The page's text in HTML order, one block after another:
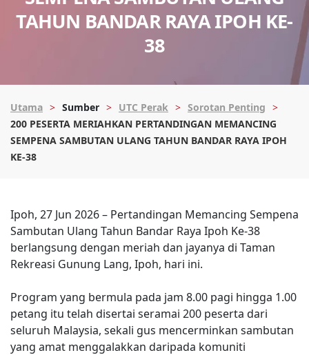
TAHUN BANDAR RAYA IPOH KE-
38
Utama Sumber UTC Perak
Sorotan Penting
200 PESERTA MERIAHKAN PERTANDINGAN MEMANCING
SEMPENA SAMBUTAN ULANG TAHUN BANDAR RAYA IPOH
KE-38
Ipoh, 27 Jun 2026 – Pertandingan Memancing Sempena
Sambutan Ulang Tahun Bandar Raya Ipoh Ke-38
berlangsung dengan meriah dan jayanya di Taman
Rekreasi Gunung Lang, Ipoh, hari ini.
Program yang bermula pada jam 8.00 pagi hingga 1.00
petang itu telah disertai seramai 200 peserta dari
seluruh Malaysia, sekali gus mencerminkan sambutan
yang amat menggalakkan daripada komuniti